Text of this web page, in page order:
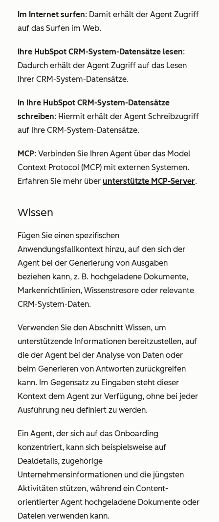
Im Internet surfen: Damit erhält der Agent Zugriff
auf das Surfen im Web.
Ihre HubSpot CRM-System-Datensätze lesen:
Dadurch erhält der Agent Zugriff auf das Lesen
Ihrer CRM-System-Datensätze.
In Ihre HubSpot CRM-System-Datensätze
schreiben: Hiermit erhält der Agent Schreibzugriff
auf Ihre CRM-System-Datensätze.
MCP: Verbinden Sie Ihren Agent über das Model
Context Protocol (MCP) mit externen Systemen.
Erfahren Sie mehr über unterstützte MCP-Server.
Wissen
Fügen Sie einen spezifischen
Anwendungsfallkontext hinzu, auf den sich der
Agent bei der Generierung von Ausgaben
beziehen kann, z. B. hochgeladene Dokumente,
Markenrichtlinien, Wissenstresore oder relevante
CRM-System-Daten.
Verwenden Sie den Abschnitt Wissen, um
unterstützende Informationen bereitzustellen, auf
die der Agent bei der Analyse von Daten oder
beim Generieren von Antworten zurückgreifen
kann. Im Gegensatz zu Eingaben steht dieser
Kontext dem Agent zur Verfügung, ohne bei jeder
Ausführung neu definiert zu werden.
Ein Agent, der sich auf das Onboarding
konzentriert, kann sich beispielsweise auf
Dealdetails, zugehörige
Unternehmensinformationen und die jüngsten
Aktivitäten stützen, während ein Content-
orientierter Agent hochgeladene Dokumente oder
Dateien verwenden kann.